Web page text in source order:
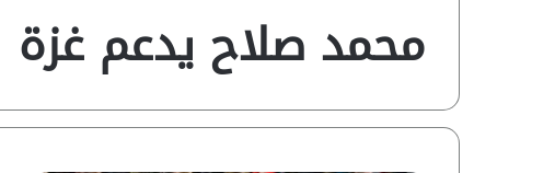
محمد صلاح يدعم غزة